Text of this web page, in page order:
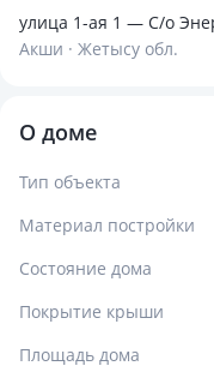
улица 1-ая 1 — С/о
Акши · Жетысу обл.
О доме
Тип объекта
Материал постройки
Состояние дома
Покрытие крыши
Площадь дома